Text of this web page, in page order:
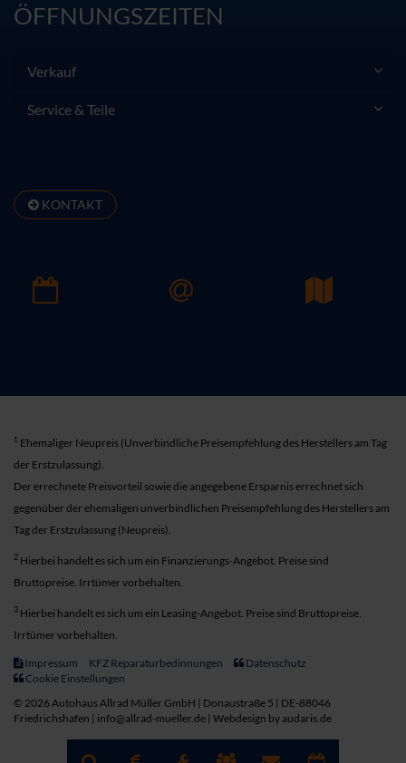
ÖFFNUNGSZEITEN
Verkauf
Service & Teile
KONTAKT
1 Ehemaliger Neupreis (Unverbindliche Preisempfehlung des Herstellers am Tag
der Erstzulassung).
Der errechnete Preisvorteil sowie die angegebene Ersparnis errechnet sich
gegenüber der ehemaligen unverbindlichen Preisempfehlung des Herstellers am
Tag der Erstzulassung (Neupreis).
2 Hierbei handelt es sich um ein Finanzierungs-Angebot. Preise sind
Bruttopreise. Irrtümer vorbehalten.
3 Hierbei handelt es sich um ein Leasing-Angebot. Preise sind Bruttopreise.
Irrtümer vorbehalten.
Impressum KFZ Reparaturbedinnungen
Datenschutz
Cookie Einstellungen
© 2026 Autohaus Allrad Müller GmbH | Donaustraße 5 | DE-88046
Friedrichshafen | info@allrad-mueller.de | Webdesign by audaris.de